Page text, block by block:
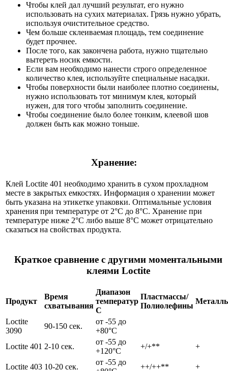
Чтобы клей дал лучший результат, его нужно
использовать на сухих материалах. Грязь нужно убрать,
используя очистительное средство.
Чем больше склеиваемая площадь, тем соединение
будет прочнее.
После того, как закончена работа, нужно тщательно
вытереть носик емкости.
Если вам необходимо нанести строго определенное
количество клея, используйте специальные насадки.
Чтобы поверхности были наиболее плотно соединены,
нужно использовать тот минимум клея, который
нужен, для того чтобы заполнить соединение.
Чтобы соединение было более тонким, клеевой шов
должен быть как можно тоньше.
Хранение:
Клей Loctite 401 необходимо хранить в сухом прохладном
месте в закрытых емкостях. Информация о хранении может
быть указана на этикетке упаковки. Оптимальные условия
хранения при температуре от 2°C до 8°C. Хранение при
температуре ниже 2°C либо выше 8°C может отрицательно
сказаться на свойствах продукта.
Краткое сравнение с другими моментальными
клеями Loctite
Продукт
Время
схватывания
Диапазон
температур
С
Пластмассы/
Полиолефины
Loctite
3090
90-150 сек.
от -55 до
+80°C
Loctite 401 2-10 сек.
от -55 до
+120°C
+/+** +
Loctite 403 10-20 сек.
от -55 до
++/++**
+